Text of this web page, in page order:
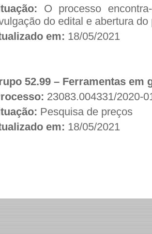
O processo
do edital e abertura
em: 18/05/2021
52.99 – Ferramentas em
23083.004331/2020-
Pesquisa de preços
em: 18/05/2021